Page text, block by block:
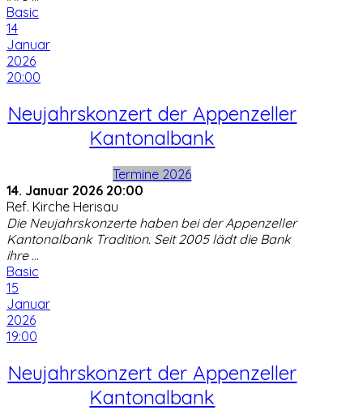
Basic
14
Januar
2026
20:00
Neujahrskonzert der Appenzeller
Kantonalbank
Termine 2026
14. Januar 2026 20:00
Ref. Kirche Herisau
Die Neujahrskonzerte haben bei der Appenzeller
Kantonalbank Tradition. Seit 2005 lädt die Bank
ihre...
Basic
15
Januar
2026
19:00
Neujahrskonzert der Appenzeller
Kantonalbank